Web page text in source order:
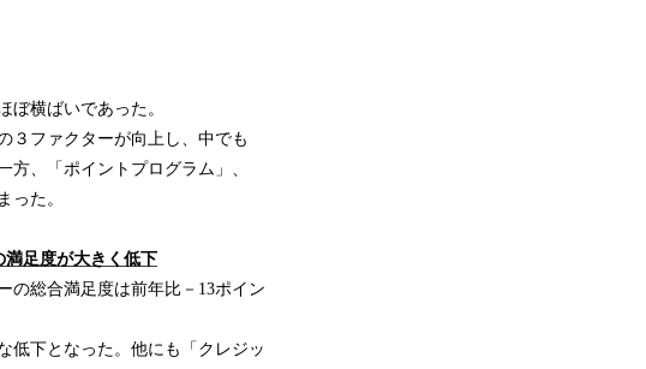
み
中
で
す
横ばいであった。
３ファクターが向上し、中でも
方、「ポイントプログラム」、
った。
満足度が大きく 低下
総合満足度は前年比－13ポイン
低下となった。他にも「クレジッ